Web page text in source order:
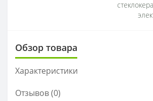
Обзор товара
Характеристики
Отзывов (0)